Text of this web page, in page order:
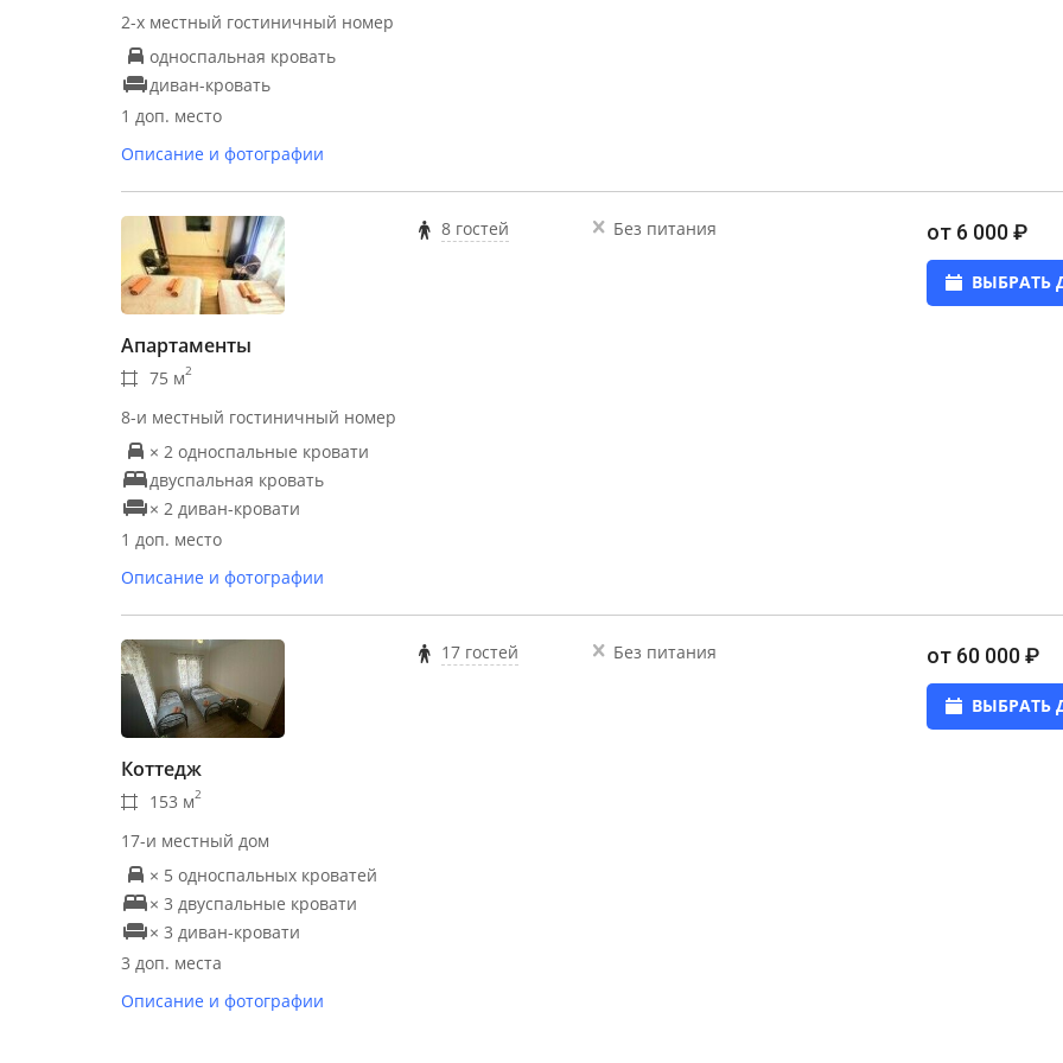
2-х местный гостиничный номер
односпальная кровать
диван-кровать
1 доп. место
Описание и фотографии
Апартаменты
75 м2
8-и местный гостиничный номер
× 2 односпальные кровати
двуспальная кровать
× 2 диван-кровати
1 доп. место
Описание и фотографии
8 гостей Без питания от 6 000 ₽
ВЫБРАТЬ
Коттедж
153 м2
17-и местный дом
× 5 односпальных кроватей
× 3 двуспальные кровати
× 3 диван-кровати
3 доп. места
Описание и фотографии
17 гостей Без питания от 60 000 ₽
ВЫБРАТЬ